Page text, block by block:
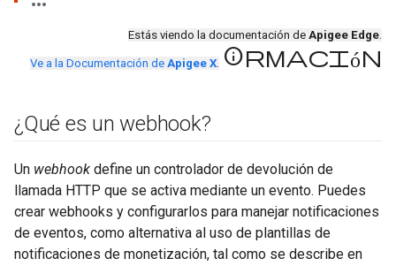
Estás viendo la documentación de Apigee Edge.
Ve a la Documentación de Apigee X. información
¿Qué es un webhook?
Un webhook define un controlador de devolución de
llamada HTTP que se activa mediante un evento. Puedes
crear webhooks y configurarlos para manejar notificaciones
de eventos, como alternativa al uso de plantillas de
notificaciones de monetización, tal como se describe en